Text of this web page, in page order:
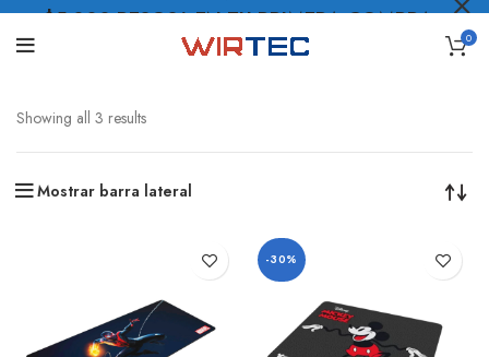
0
Showing all 3 results
Mostrar barra lateral
-30%
$5.000 PESOS* EN TU PRIMERA COMPRA